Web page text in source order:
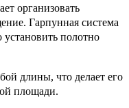
организовать
Гарпунная система
установить полотно
длины, что делает его
площади.